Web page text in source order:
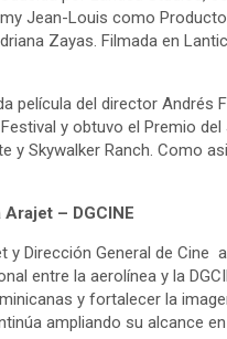
Jean-Louis como
Zayas. Filmada en
película del director Andrés
y obtuvo el Premio
y Skywalker Ranch. Como
– DGCINE
y Dirección General de Cine a
entre la aerolínea y la
y fortalecer la
ampliando su alcance